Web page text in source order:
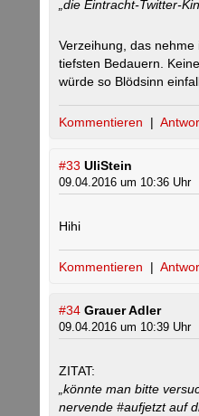
„die Eintracht-Twitter-
Verzeihung, das
tiefsten Bedauern.
würde so Blödsinn
Kommentieren |
#33 UliStein
09.04.2016 um 10:36 Uhr
Hihi
Kommentieren |
#34 Grauer Adler
09.04.2016 um 10:39 Uhr
ZITAT:
„könnte man bitte
nervende #aufjetzt auf